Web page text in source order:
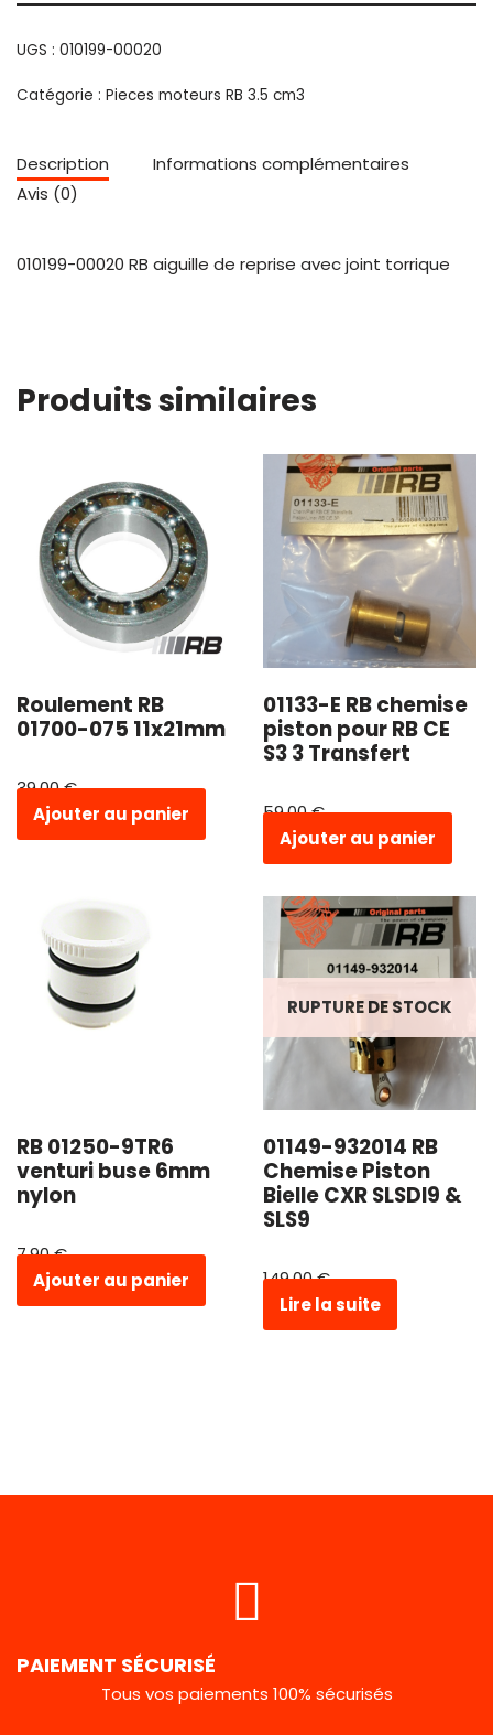
UGS : 010199-00020
Catégorie : Pieces moteurs RB 3.5 cm3
Description
Informations complémentaires
Avis (0)
010199-00020 RB aiguille de reprise avec joint torrique
Produits similaires
Roulement RB
01700-075 11x21mm
39,00€
Ajouter au panier
01133-E RB chemise
piston pour RB CE
S3 3 Transfert
59,00€
Ajouter au panier
RB 01250-9TR6
venturi buse 6mm
nylon
7,90€
Ajouter au panier
RUPTURE DE STOCK
01149-932014 RB
Chemise Piston
Bielle CXR SLSDI9 &
SLS9
149,00€
Lire la suite
PAIEMENT SÉCURISÉ
Tous vos paiements 100% sécurisés